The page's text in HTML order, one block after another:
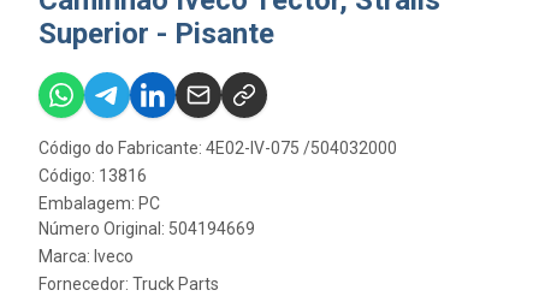
Superior - Pisante
Código do Fabricante: 4E02-IV-075 /504032000
Código: 13816
Embalagem: PC
Número Original: 504194669
Marca: Iveco
Fornecedor: Truck Parts